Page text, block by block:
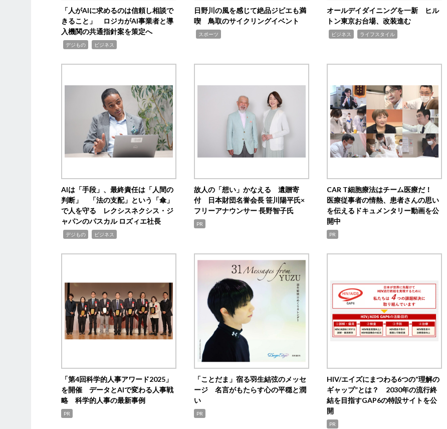
「人がAIに求めるのは信頼し相談で
きること」 ロジカがAI事業者と導
入機関の共通指針案を策定へ
デジもの ビジネス
日野川の風を感じて絶品ジビエも満
喫 鳥取のサイクリングイベント
スポーツ
オールデイダイニングを一新 ヒル
トン東京お台場、改装進む
ビジネス ライフスタイル
AIは「手段」、最終責任は「人間の
判断」 「法の支配」という「傘」
で人を守る レクシスネクシス・ジ
ャパンのパスカル ロズィエ社長
デジもの ビジネス
故人の「想い」かなえる 遺贈寄
付 日本財団名誉会長 笹川陽平氏×
フリーアナウンサー 長野智子氏
PR
CAR T細胞療法はチーム医療だ！
医療従事者の情熱、患者さんの思い
を伝えるドキュメンタリー動画を公
開中
PR
「第4回科学的人事アワード2025」
を開催 データとAIで変わる人事戦
略 科学的人事の最新事例
PR
「ことだま」宿る羽生結弦のメッセ
ージ 名言がもたらす心の平穏と潤
い
PR
HIV/エイズにまつわる6つの“理解の
ギャップ”とは？ 2030年の流行終
結を目指すGAP6の特設サイトを公
開
PR